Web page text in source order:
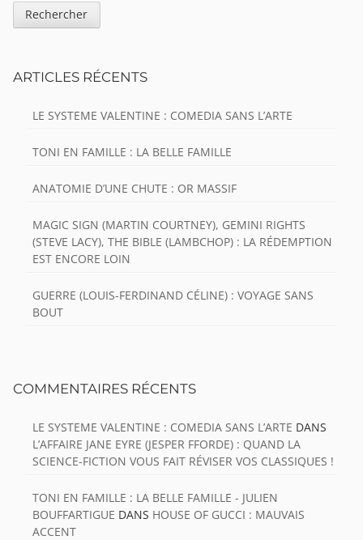
ARTICLES RÉCENTS
LE SYSTEME VALENTINE : COMEDIA SANS L’ARTE
TONI EN FAMILLE : LA BELLE FAMILLE
ANATOMIE D’UNE CHUTE : OR MASSIF
MAGIC SIGN (MARTIN COURTNEY), GEMINI RIGHTS
(STEVE LACY), THE BIBLE (LAMBCHOP) : LA RÉDEMPTION
EST ENCORE LOIN
GUERRE (LOUIS-FERDINAND CÉLINE) : VOYAGE SANS
BOUT
COMMENTAIRES RÉCENTS
LE SYSTEME VALENTINE : COMEDIA SANS L’ARTE DANS
L’AFFAIRE JANE EYRE (JESPER FFORDE) : QUAND LA
SCIENCE-FICTION VOUS FAIT RÉVISER VOS CLASSIQUES !
TONI EN FAMILLE : LA BELLE FAMILLE - JULIEN
BOUFFARTIGUE DANS HOUSE OF GUCCI : MAUVAIS
ACCENT